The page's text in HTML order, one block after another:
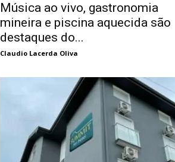
Música ao vivo, gastronomia
mineira e piscina aquecida são
destaques do...
Claudio Lacerda Oliva